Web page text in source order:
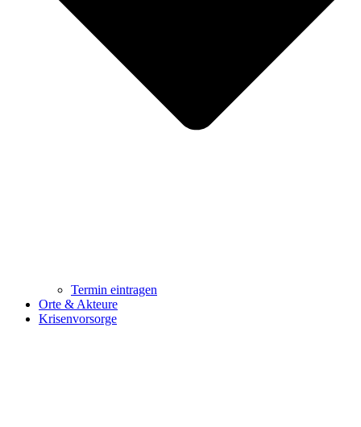
Termin eintragen
Orte & Akteure
Krisenvorsorge